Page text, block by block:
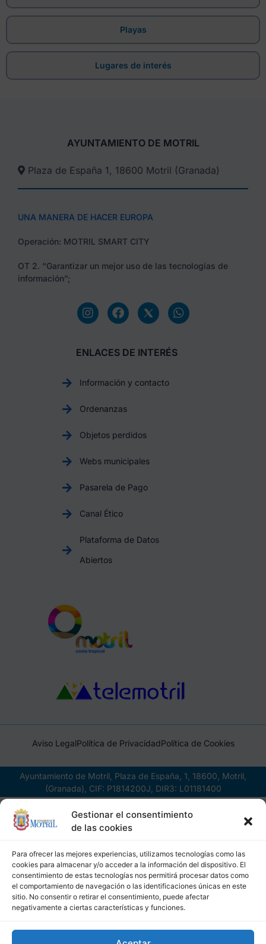
Gestionar el consentimiento
de las cookies
Para ofrecer las mejores experiencias, utilizamos tecnologías como las
cookies para almacenar y/o acceder a la información del dispositivo. El
consentimiento de estas tecnologías nos permitirá procesar datos como
el comportamiento de navegación o las identificaciones únicas en este
sitio. No consentir o retirar el consentimiento, puede afectar
negativamente a ciertas características y funciones.
Playas
Lugares de interés
AYUNTAMIENTO DE MOTRIL
Plaza de España 1, 18600 Motril (Granada)​
UNA MANERA DE HACER EUROPA
Operación: MOTRIL SMART CITY
OT 2. “Garantizar un mejor uso de las tecnologías de
información”;
ENLACES DE INTERÉS
Información y contacto
Ordenanzas
Objetos perdidos
Webs municipales
Pasarela de Pago
Canal Ético
Plataforma de Datos
Abiertos
Aviso LegalPolítica de PrivacidadPolítica de Cookies
Ayuntamiento de Motril, Plaza de España, 1, 18600, Motril,
(Granada), CIF: P1814200J, DIR3: L01181400